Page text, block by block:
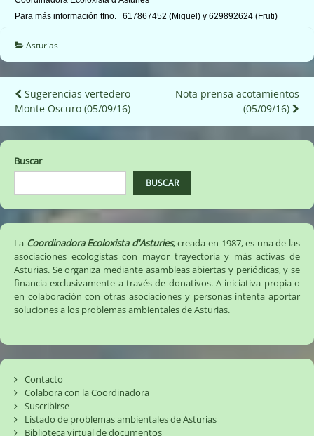
Para más información tfno. 617867452 (Miguel) y 629892624 (Fruti)
Asturias
Navegación
de
entradas
Sugerencias vertedero
Monte Oscuro (05/09/16)
Nota prensa acotamientos
(05/09/16)
Buscar
BUSCAR
La Coordinadora Ecoloxista d'Asturies, creada en 1987, es una de las
asociaciones ecologistas con mayor trayectoria y más activas de
Asturias. Se organiza mediante asambleas abiertas y periódicas, y se
financia exclusivamente a través de donativos. A iniciativa propia o
en colaboración con otras asociaciones y personas intenta aportar
soluciones a los problemas ambientales de Asturias.
Contacto
Colabora con la Coordinadora
Suscribirse
Listado de problemas ambientales de Asturias
Biblioteca virtual de documentos